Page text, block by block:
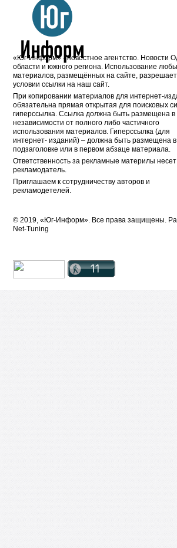
«Юг-Информ» - новостное агентство. Новости
области и южного региона. Использование
материалов, размещённых на сайте,
условии ссылки на наш сайт.
При копировании материалов для интернет-
обязательна прямая открытая для поисковых
гиперссылка. Ссылка должна быть размещена в
независимости от полного либо частичного
использования материалов. Гиперссылка (для
интернет- изданий) – должна быть размещена в
подзаголовке или в первом абзаце материала.
Ответственность за рекламные материлы несет
рекламодатель.
Приглашаем к сотрудничеству авторов и
рекламодетелей.
© 2019, «Юг-Информ». Все права защищены.
Net-Tuning